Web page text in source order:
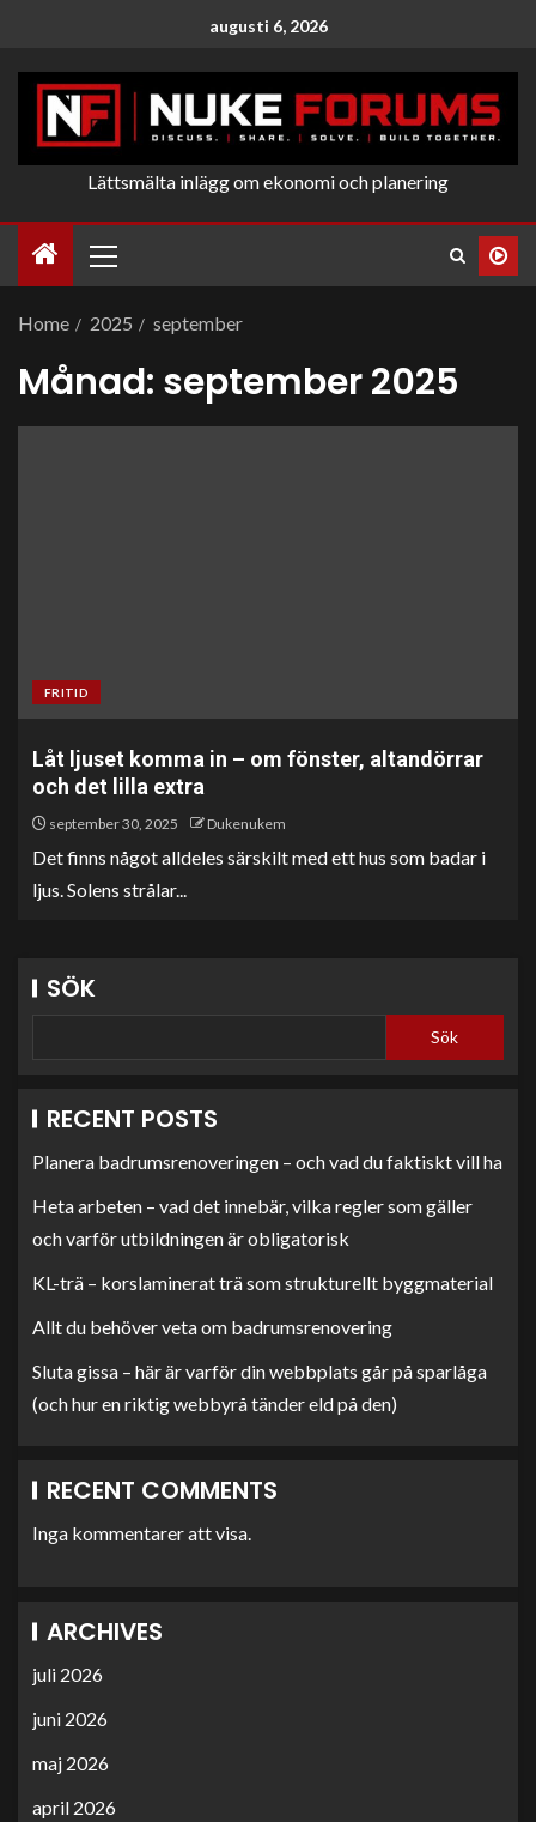
augusti 6, 2026
Lättsmälta inlägg om ekonomi och planering
Home 2025 september
Månad: september 2025
FRITID
Låt ljuset komma in – om fönster, altandörrar
och det lilla extra
september 30, 2025 Dukenukem
Det finns något alldeles särskilt med ett hus som badar i
ljus. Solens strålar...
SÖK
Sök
RECENT POSTS
Planera badrumsrenoveringen – och vad du faktiskt vill ha
Heta arbeten – vad det innebär, vilka regler som gäller
och varför utbildningen är obligatorisk
KL-trä – korslaminerat trä som strukturellt byggmaterial
Allt du behöver veta om badrumsrenovering
Sluta gissa – här är varför din webbplats går på sparlåga
(och hur en riktig webbyrå tänder eld på den)
RECENT COMMENTS
Inga kommentarer att visa.
ARCHIVES
juli 2026
juni 2026
maj 2026
april 2026